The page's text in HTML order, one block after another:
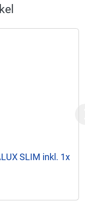
SLIM inkl. 1x